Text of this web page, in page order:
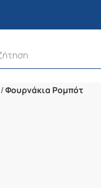
/Φουρνάκια Ρομπότ